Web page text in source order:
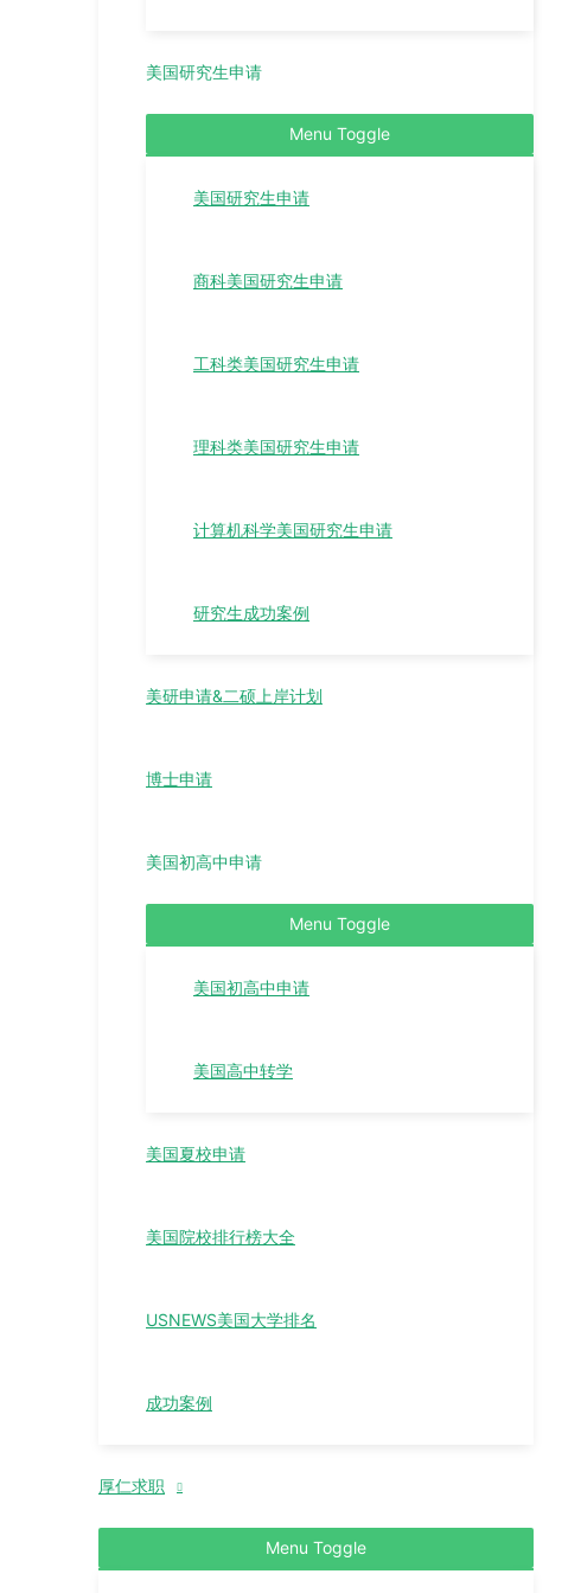
美国研究生申请
Menu Toggle
美国研究生申请
商科美国研究生申请
工科类美国研究生申请
理科类美国研究生申请
计算机科学美国研究生申请
研究生成功案例
美研申请&二硕上岸计划
博士申请
美国初高中申请
Menu Toggle
美国初高中申请
美国高中转学
美国夏校申请
美国院校排行榜大全
USNEWS美国大学排名
成功案例
厚仁求职
Menu Toggle